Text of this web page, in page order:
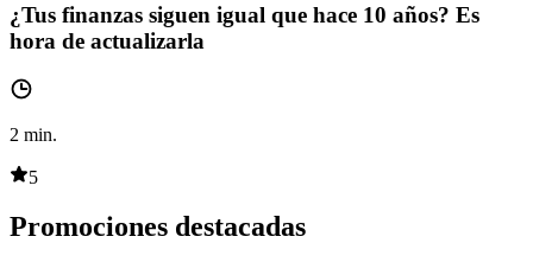
¿Tus finanzas siguen igual que hace 10 años? Es
hora de actualizarla
2 min.
5
Promociones destacadas